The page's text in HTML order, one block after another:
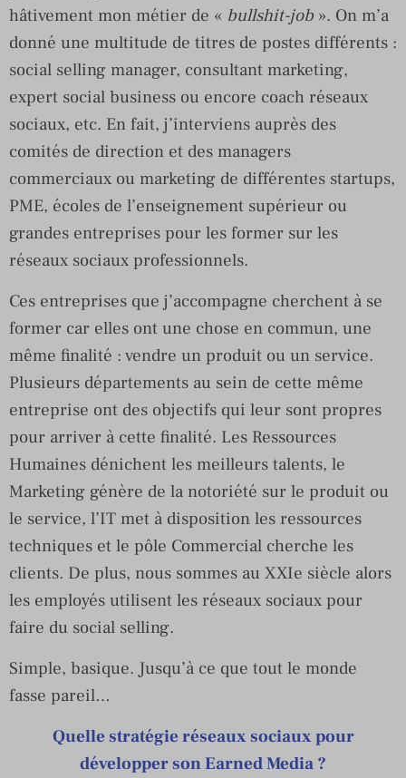
hâtivement mon métier de « bullshit-job». On m’a
donné une multitude de titres de postes différents :
social selling manager, consultant marketing,
expert social business ou encore coach réseaux
sociaux, etc. En fait, j’interviens auprès des
comités de direction et des managers
commerciaux ou marketing de différentes startups,
PME, écoles de l’enseignement supérieur ou
grandes entreprises pour les former sur les
réseaux sociaux professionnels.
Ces entreprises que j’accompagne cherchent à se
former car elles ont une chose en commun, une
même finalité : vendre un produit ou un service.
Plusieurs départements au sein de cette même
entreprise ont des objectifs qui leur sont propres
pour arriver à cette finalité. Les Ressources
Humaines dénichent les meilleurs talents, le
Marketing génère de la notoriété sur le produit ou
le service, l’IT met à disposition les ressources
techniques et le pôle Commercial cherche les
clients. De plus, nous sommes au XXIe siècle alors
les employés utilisent les réseaux sociaux pour
faire du social selling.
Simple, basique. Jusqu’à ce que tout le monde
fasse pareil…
Quelle stratégie réseaux sociaux pour
développer son Earned Media ?